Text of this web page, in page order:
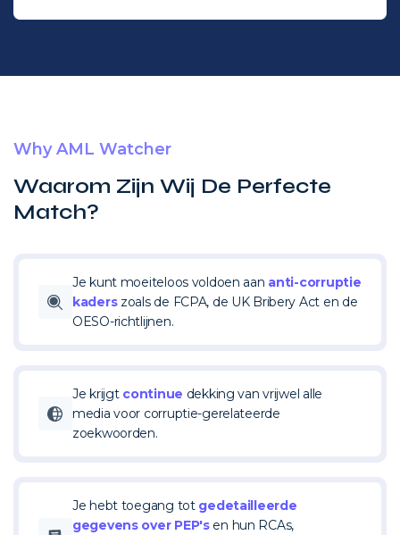
Why AML Watcher
Waarom Zijn Wij De Perfecte
Match?
Je kunt moeiteloos voldoen aan anti-corruptie
kaderszoals de FCPA, de UK Bribery Act en de
OESO-richtlijnen.
Je krijgt continue dekking van vrijwel alle
media voor corruptie-gerelateerde
zoekwoorden.
Je hebt toegang tot gedetailleerde
gegevens over PEP'sen hun RCAs,